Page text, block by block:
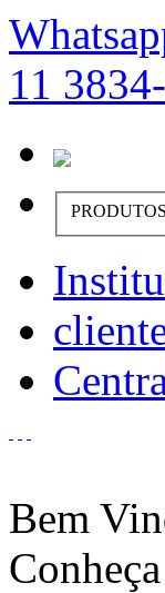
11
Bem